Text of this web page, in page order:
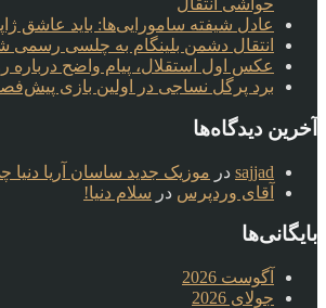
حواشی انتقال
عادل شیفته سامورایی‌ها: باید عاشق
انتقال دشمن بلینگام به چلسی رسمی
عکس اول استقلال، پیام واضح درباره
برد پرگل نساجی در اولین بازی
آخرین دیدگاه‌ها
sajjad در موزیک جدید ساسان آریا دنیا
آقای وردپرس در سلام دنیا!
بایگانی‌ها
آگوست 2026
جولای 2026